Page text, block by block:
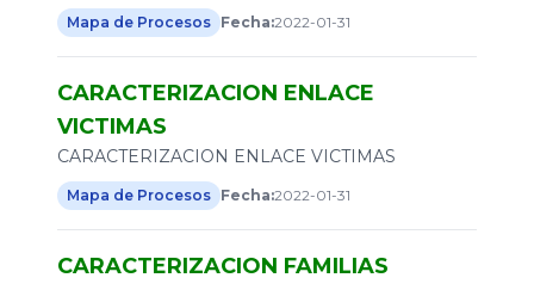
Mapa de Procesos Fecha:2022-01-31
CARACTERIZACION ENLACE
VICTIMAS
CARACTERIZACION ENLACE VICTIMAS
Mapa de Procesos Fecha:2022-01-31
CARACTERIZACION FAMILIAS